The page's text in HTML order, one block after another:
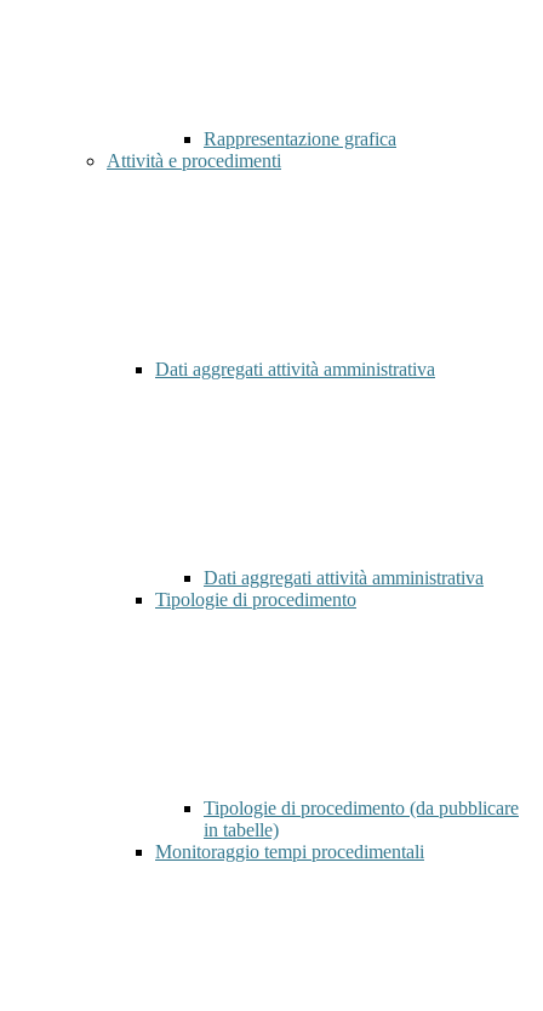
Rappresentazione grafica
Attività e procedimenti
Dati aggregati attività amministrativa
Dati aggregati attività amministrativa
Tipologie di procedimento
Tipologie di procedimento (da pubblicare
in tabelle)
Monitoraggio tempi procedimentali